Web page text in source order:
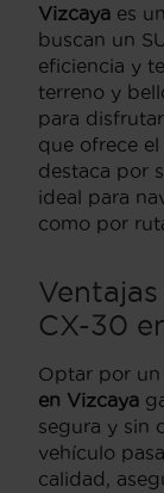
Vizcaya es
buscan un
eficiencia y
terreno y
para
que ofrece
destaca por
ideal para
como por
CX-30
Optar por un
en Vizcaya
segura y sin
vehículo
calidad,